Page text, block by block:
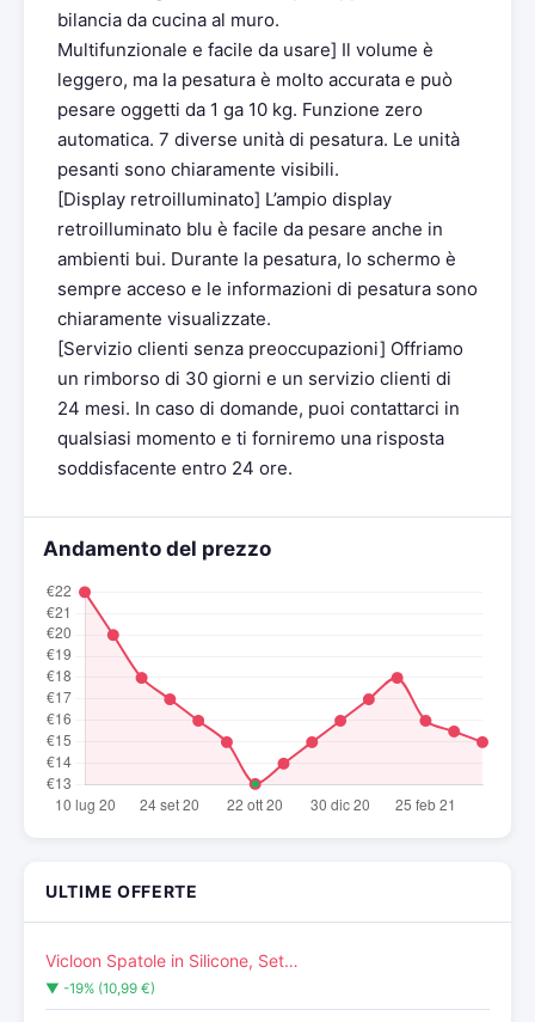
bilancia da cucina al muro.
Multifunzionale e facile da usare] Il volume è
leggero, ma la pesatura è molto accurata e può
pesare oggetti da 1 ga 10 kg. Funzione zero
automatica. 7 diverse unità di pesatura. Le unità
pesanti sono chiaramente visibili.
[Display retroilluminato] L’ampio display
retroilluminato blu è facile da pesare anche in
ambienti bui. Durante la pesatura, lo schermo è
sempre acceso e le informazioni di pesatura sono
chiaramente visualizzate.
[Servizio clienti senza preoccupazioni] Offriamo
un rimborso di 30 giorni e un servizio clienti di
24 mesi. In caso di domande, puoi contattarci in
qualsiasi momento e ti forniremo una risposta
soddisfacente entro 24 ore.
Andamento del prezzo
ULTIME OFFERTE
Vicloon Spatole in Silicone, Set…
▼ -19% (10,99 €)